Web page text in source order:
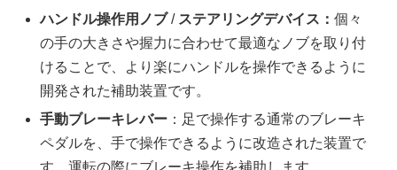
ハンドル操作用ノブ/ ステアリングデバイス： 個々
の手の大きさや握力に合わせて最適なノブを取り付
けることで、より楽にハンドルを操作できるように
開発された補助装置です。
手動ブレーキレバー ：足で操作する通常のブレーキ
ペダルを、手で操作できるように改造された装置で